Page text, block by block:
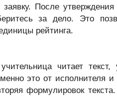
После
за дело. Это
рейтинга.
читает текст,
это от исполнителя и
формулировок